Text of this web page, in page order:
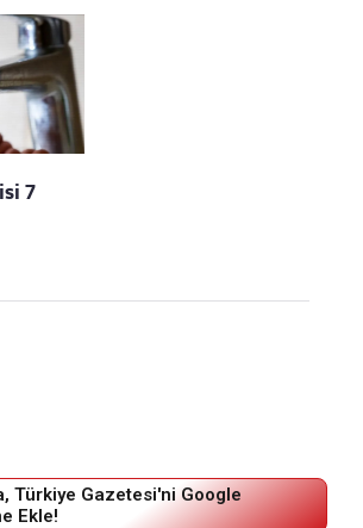
7
Türkiye Gazetesi'ni Google
Ekle!